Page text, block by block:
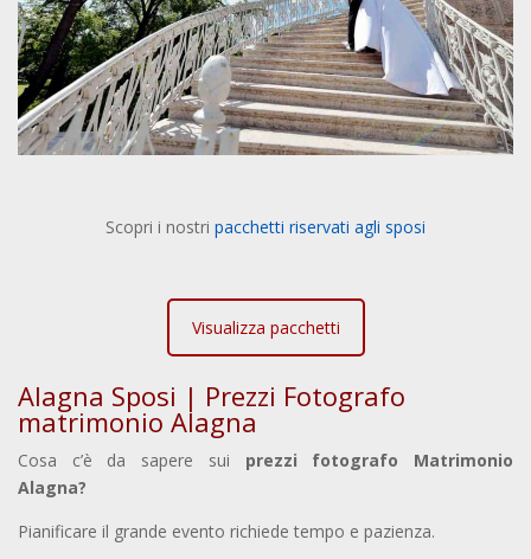
Scopri i nostri pacchetti riservati agli sposi
Visualizza pacchetti
Alagna Sposi | Prezzi Fotografo
matrimonio Alagna
Cosa c’è da sapere sui prezzi fotografo Matrimonio
Alagna?
Pianificare il grande evento richiede tempo e pazienza.